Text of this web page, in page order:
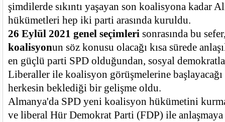
şimdilerde sıkıntı yaşayan son koalisyona kadar
hükümetleri hep iki parti arasında kuruldu.
26 Eylül 2021 genel seçimleri sonrasında bu
koalisyonun söz konusu olacağı kısa sürede
en güçlü parti SPD olduğundan, sosyal
Liberaller ile koalisyon görüşmelerine başlayacağı
herkesin beklediği bir gelişme oldu.
Almanya'da SPD yeni koalisyon hükümetini
ve liberal Hür Demokrat Parti (FDP) ile anlaşmaya